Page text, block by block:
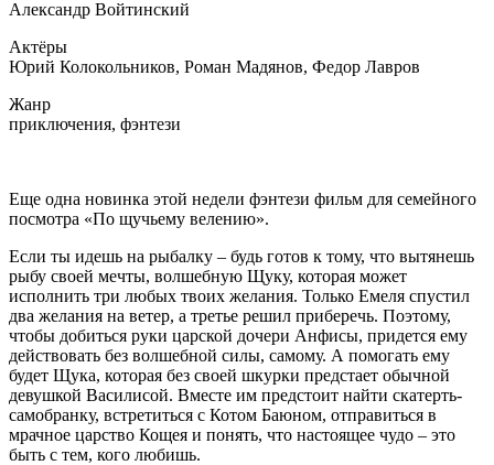
Александр Войтинский
Актёры
Юрий Колокольников, Роман Мадянов, Федор Лавров
Жанр
приключения, фэнтези
Еще одна новинка этой недели фэнтези фильм для семейного
посмотра «По щучьему велению».
Если ты идешь на рыбалку – будь готов к тому, что вытянешь
рыбу своей мечты, волшебную Щуку, которая может
исполнить три любых твоих желания. Только Емеля спустил
два желания на ветер, а третье решил приберечь. Поэтому,
чтобы добиться руки царской дочери Анфисы, придется ему
действовать без волшебной силы, самому. А помогать ему
будет Щука, которая без своей шкурки предстает обычной
девушкой Василисой. Вместе им предстоит найти скатерть-
самобранку, встретиться с Котом Баюном, отправиться в
мрачное царство Кощея и понять, что настоящее чудо – это
быть с тем, кого любишь.